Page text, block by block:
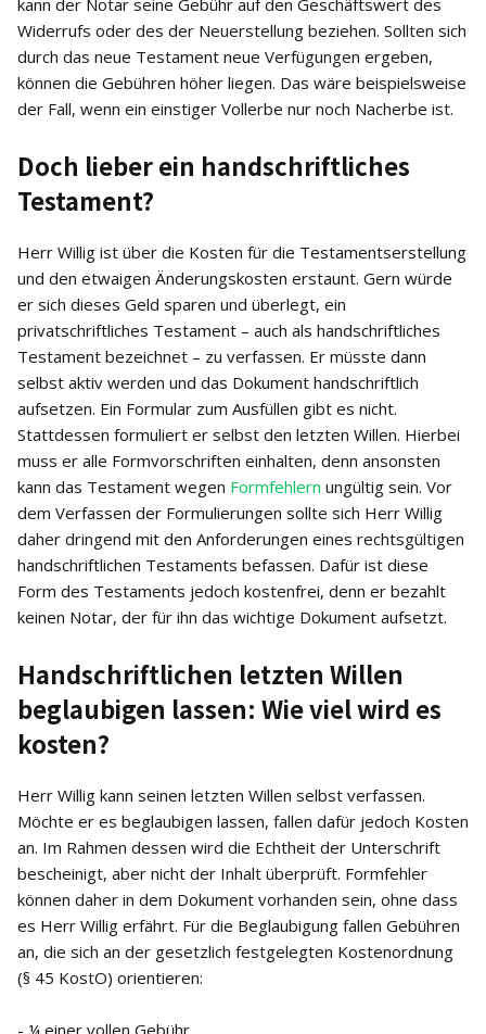
kann der Notar seine Gebühr auf den Geschäftswert des
Widerrufs oder des der Neuerstellung beziehen. Sollten sich
durch das neue Testament neue Verfügungen ergeben,
können die Gebühren höher liegen. Das wäre beispielsweise
der Fall, wenn ein einstiger Vollerbe nur noch Nacherbe ist.
Doch lieber ein handschriftliches
Testament?
Herr Willig ist über die Kosten für die Testamentserstellung
und den etwaigen Änderungskosten erstaunt. Gern würde
er sich dieses Geld sparen und überlegt, ein
privatschriftliches Testament – auch als handschriftliches
Testament bezeichnet – zu verfassen. Er müsste dann
selbst aktiv werden und das Dokument handschriftlich
aufsetzen. Ein Formular zum Ausfüllen gibt es nicht.
Stattdessen formuliert er selbst den letzten Willen. Hierbei
muss er alle Formvorschriften einhalten, denn ansonsten
kann das Testament wegen Formfehlern ungültig sein. Vor
dem Verfassen der Formulierungen sollte sich Herr Willig
daher dringend mit den Anforderungen eines rechtsgültigen
handschriftlichen Testaments befassen. Dafür ist diese
Form des Testaments jedoch kostenfrei, denn er bezahlt
keinen Notar, der für ihn das wichtige Dokument aufsetzt.
Handschriftlichen letzten Willen
beglaubigen lassen: Wie viel wird es
kosten?
Herr Willig kann seinen letzten Willen selbst verfassen.
Möchte er es beglaubigen lassen, fallen dafür jedoch Kosten
an. Im Rahmen dessen wird die Echtheit der Unterschrift
bescheinigt, aber nicht der Inhalt überprüft. Formfehler
können daher in dem Dokument vorhanden sein, ohne dass
es Herr Willig erfährt. Für die Beglaubigung fallen Gebühren
an, die sich an der gesetzlich festgelegten Kostenordnung
(§ 45 KostO) orientieren:
- ¼ einer vollen Gebühr